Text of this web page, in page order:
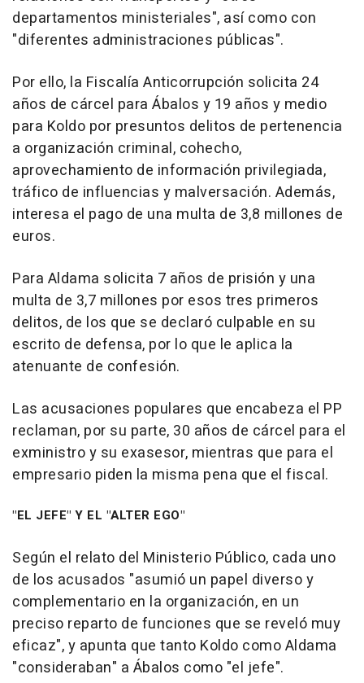
departamentos ministeriales", así como con
"diferentes administraciones públicas".
Por ello, la Fiscalía Anticorrupción solicita 24
años de cárcel para Ábalos y 19 años y medio
para Koldo por presuntos delitos de pertenencia
a organización criminal, cohecho,
aprovechamiento de información privilegiada,
tráfico de influencias y malversación. Además,
interesa el pago de una multa de 3,8 millones de
euros.
Para Aldama solicita 7 años de prisión y una
multa de 3,7 millones por esos tres primeros
delitos, de los que se declaró culpable en su
escrito de defensa, por lo que le aplica la
atenuante de confesión.
Las acusaciones populares que encabeza el PP
reclaman, por su parte, 30 años de cárcel para el
exministro y su exasesor, mientras que para el
empresario piden la misma pena que el fiscal.
"EL JEFE" Y EL "ALTER EGO"
Según el relato del Ministerio Público, cada uno
de los acusados "asumió un papel diverso y
complementario en la organización, en un
preciso reparto de funciones que se reveló muy
eficaz", y apunta que tanto Koldo como Aldama
"consideraban" a Ábalos como "el jefe".